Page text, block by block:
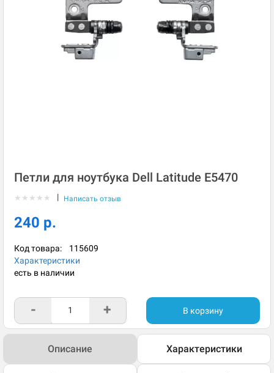
Петли для ноутбука Dell Latitude E5470
★ ★ ★ ★ ★ | Написать отзыв
240 р.
Код товара: 115609
Характеристики
есть в наличии
- + В корзину
Описание Характеристики